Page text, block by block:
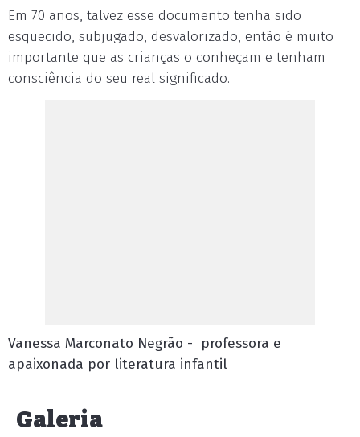
Em 70 anos, talvez esse documento tenha sido
esquecido, subjugado, desvalorizado, então é muito
importante que as crianças o conheçam e tenham
consciência do seu real significado.
Vanessa Marconato Negrão - professora e
apaixonada por literatura infantil
Galeria